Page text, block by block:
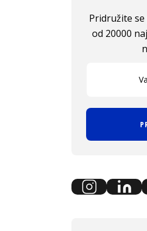
Pridružite
od 20000